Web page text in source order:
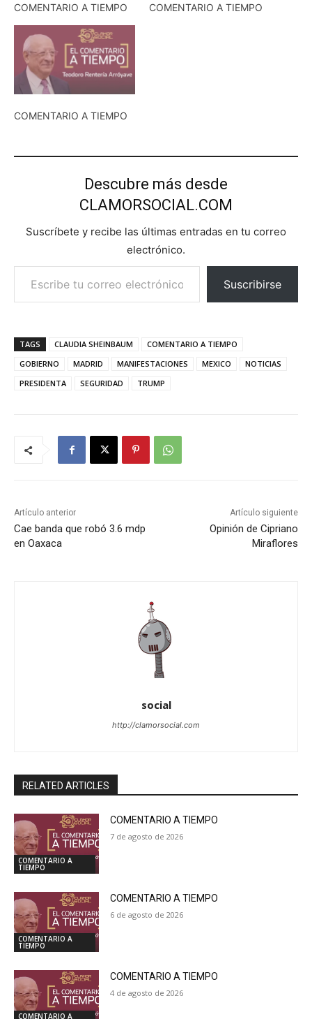
COMENTARIO A TIEMPO COMENTARIO A TIEMPO
COMENTARIO A TIEMPO
Descubre más desde
CLAMORSOCIAL.COM
Suscríbete y recibe las últimas entradas en tu correo
electrónico.
Escribe tu correo electrónico…
Suscribirse
TAGS CLAUDIA SHEINBAUM
COMENTARIO A TIEMPO
GOBIERNO
MADRID MANIFESTACIONES MEXICO
NOTICIAS
PRESIDENTA
SEGURIDAD TRUMP
Artículo anterior
Cae banda que robó 3.6 mdp
en Oaxaca
Artículo siguiente
Opinión de Cipriano
Miraflores
social
http://clamorsocial.com
RELATED ARTICLES
COMENTARIO A
TIEMPO
COMENTARIO A TIEMPO
7 de agosto de 2026
COMENTARIO A
TIEMPO
COMENTARIO A TIEMPO
6 de agosto de 2026
COMENTARIO A
COMENTARIO A TIEMPO
4 de agosto de 2026